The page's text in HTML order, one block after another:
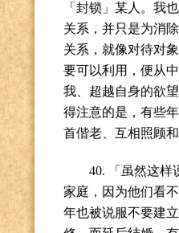
「封锁」某人。我
关系，并只是为消
关系，就像对待对
要可以利用，便从
我、超越自身的欲
得注意的是，有些
首偕老、互相照顾
40.
「虽然这
家庭，因为他们看
年也被说服不要建立